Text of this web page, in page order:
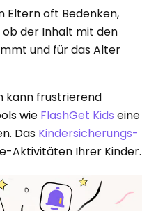
Eltern oft Bedenken,
ob der Inhalt mit den
und für das Alter
kann frustrierend
wie FlashGet Kids eine
Das Kindersicherungs-
Aktivitäten Ihrer Kinder.